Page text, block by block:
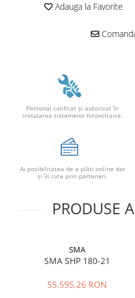
Adauga la Favorite
Personal calificat şi autorizat în
instalarea sistemelor fotovoltaice.
Ai posibilitatea de a plăti online dar
şi în rate prin parteneri.
PRODUSE
SMA
SMA SHP 180-21
55.595,26 RON